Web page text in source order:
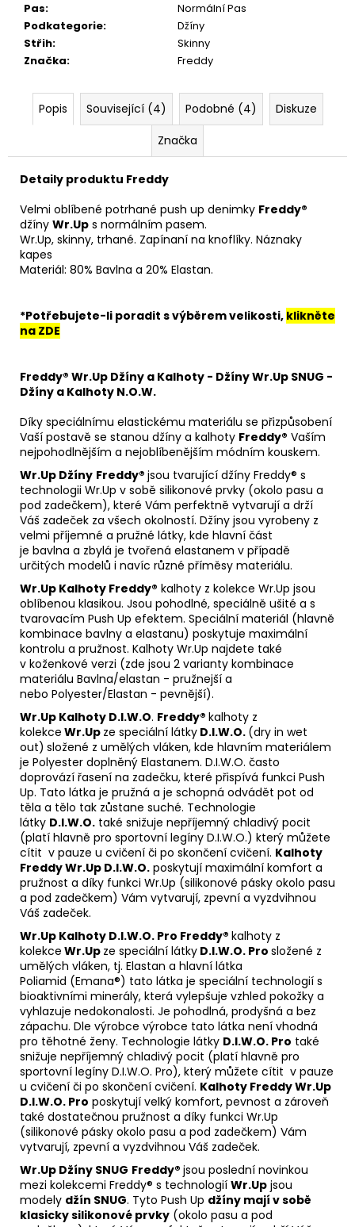
Pas:
Normální Pas
Podkategorie:
Džíny
Střih:
Skinny
Značka: Freddy
Popis Související (4) Podobné (4)
Diskuze
Značka
Detaily produktu Freddy
Velmi oblíbené potrhané push up denimky Freddy®
džíny Wr.Up s normálním pasem.
Wr.Up, skinny, trhané. Zapínaní na knoflíky. Náznaky
kapes
Materiál: 80% Bavlna a 20% Elastan.
*Potřebujete-li poradit s výběrem velikosti, klikněte
na ZDE
Freddy® Wr.Up Džíny a Kalhoty - Džíny Wr.Up SNUG -
Džíny a Kalhoty N.O.W.
Díky speciálnímu elastickému materiálu se přizpůsobení
Vaší postavě se stanou džíny a kalhoty Freddy® Vaším
nejpohodlnějším a nejoblíbenějším módním kouskem.
Wr.Up Džíny Freddy® jsou tvarující džíny Freddy® s
technologii Wr.Up v sobě silikonové prvky (okolo pasu a
pod zadečkem), které Vám perfektně vytvarují a drží
Váš zadeček za všech okolností. Džíny jsou vyrobeny z
velmi příjemné a pružné látky, kde hlavní část
je bavlna a zbylá je tvořená elastanem v případě
určitých modelů i navíc různé příměsy materiálu.
Wr.Up Kalhoty Freddy® kalhoty z kolekce Wr.Up jsou
oblíbenou klasikou. Jsou pohodlné, speciálně ušité a s
tvarovacím Push Up efektem. Speciální materiál (hlavně
kombinace bavlny a elastanu) poskytuje maximální
kontrolu a pružnost. Kalhoty Wr.Up najdete také
v koženkové verzi (zde jsou 2 varianty kombinace
materiálu Bavlna/elastan - pružnejší a
nebo Polyester/Elastan - pevnější).
Wr.Up Kalhoty D.I.W.O. Freddy® kalhoty z
kolekce Wr.Up ze speciální látky D.I.W.O. (dry in wet
out) složené z umělých vláken, kde hlavním materiálem
je Polyester doplněný Elastanem. D.I.W.O. často
doprovází řasení na zadečku, které přispívá funkci Push
Up. Tato látka je pružná a je schopná odvádět pot od
těla a tělo tak zůstane suché. Technologie
látky D.I.W.O. také snižuje nepříjemný chladivý pocit
(platí hlavně pro sportovní legíny D.I.W.O.) který můžete
cítit v pauze u cvičení či po skončení cvičení. Kalhoty
Freddy Wr.Up D.I.W.O. poskytují maximální komfort a
pružnost a díky funkci Wr.Up (silikonové pásky okolo pasu
a pod zadečkem) Vám vytvarují, zpevní a vyzdvihnou
Váš zadeček.
Wr.Up Kalhoty D.I.W.O. Pro Freddy® kalhoty z
kolekce Wr.Up ze speciální látky D.I.W.O. Pro složené z
umělých vláken, tj. Elastan a hlavní látka
Poliamid (Emana®) tato látka je speciální technologií s
bioaktivními minerály, která vylepšuje vzhled pokožky a
vyhlazuje nedokonalosti. Je pohodlná, prodyšná a bez
zápachu. Dle výrobce výrobce tato látka není vhodná
pro těhotné ženy. Technologie látky D.I.W.O. Pro také
snižuje nepříjemný chladivý pocit (platí hlavně pro
sportovní legíny D.I.W.O. Pro), který můžete cítit v pauze
u cvičení či po skončení cvičení. Kalhoty Freddy Wr.Up
D.I.W.O. Pro poskytují velký komfort, pevnost a zároveň
také dostatečnou pružnost a díky funkci Wr.Up
(silikonové pásky okolo pasu a pod zadečkem) Vám
vytvarují, zpevní a vyzdvihnou Váš zadeček.
Wr.Up Džíny SNUG Freddy® jsou poslední novinkou
mezi kolekcemi Freddy® s technologií Wr.Up jsou
modely džín SNUG. Tyto Push Up džíny mají v sobě
klasicky silikonové prvky (okolo pasu a pod